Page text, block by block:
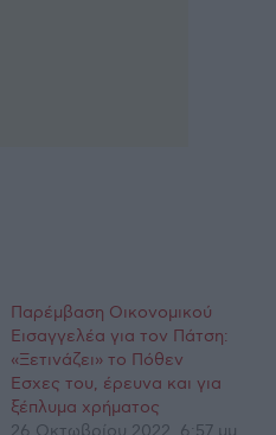
Παρέμβαση Οικονομικού
Εισαγγελέα για τον Πάτση:
«Ξετινάζει» το Πόθεν
Έσχες του, έρευνα και για
ξέπλυμα χρήματος
26 Οκτωβρίου 2022, 6:57 μμ